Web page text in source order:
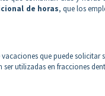
de horas, que los
que puede solicitar
ser utilizadas en fracciones